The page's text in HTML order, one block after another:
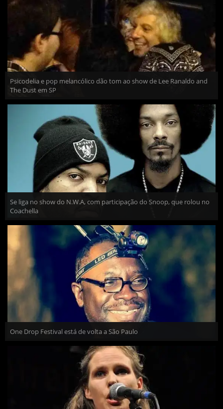
Psicodelia e pop melancólico dão tom ao show de Lee Ranaldo and
The Dust em SP
Se liga no show do N.W.A, com participação do Snoop, que rolou no
Coachella
One Drop Festival está de volta a São Paulo